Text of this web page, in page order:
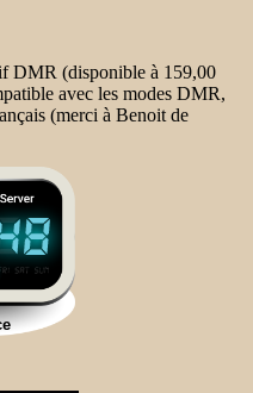
DMR (disponible à 159,00
avec les modes DMR,
(merci à Benoit de